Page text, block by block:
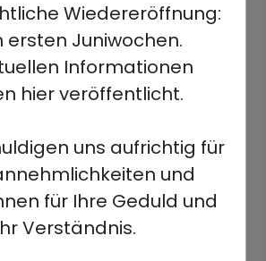
Wiedereröffnung:
ersten Juniwochen.
Informationen
hier veröffentlicht.
uns aufrichtig für
und
für Ihre Geduld und
Verständnis.